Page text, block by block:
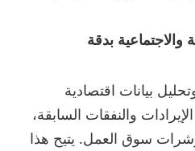
والاجتماعية بدقة
بيانات اقتصادية
والنفقات السابقة،
سوق العمل. يتيح هذا